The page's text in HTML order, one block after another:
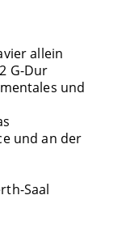
allein
G-Dur
und
und an der
Saal